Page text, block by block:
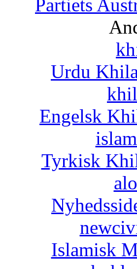
Partiets
Urdu
Engelsk
Tyrkisk
Islamisk